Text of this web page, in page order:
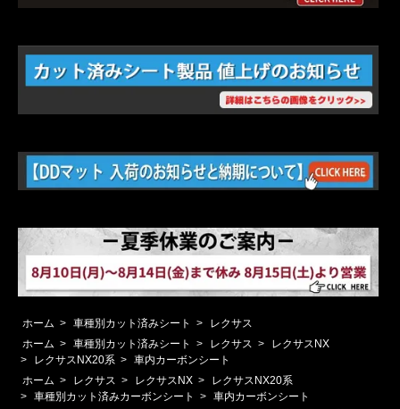
ホーム > 車種別カット済みシート >
レクサス
ホーム > 車種別カット済みシート > レクサス >
レクサスNX
>
レクサスNX20系 > 車内カーボンシート
ホーム > レクサス > レクサスNX >
レクサスNX20系
> 車種別カット済みカーボンシート > 車内カーボンシート